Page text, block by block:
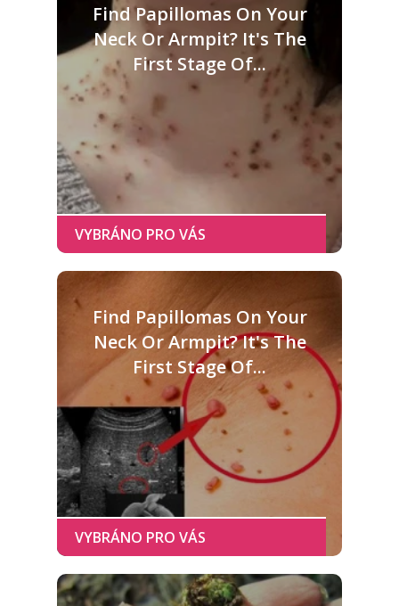
Find Papillomas On Your
Neck Or Armpit? It's The
First Stage Of...
Find Papillomas On Your
Neck Or Armpit? It's The
First Stage Of...